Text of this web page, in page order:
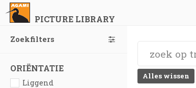
PICTURE LIBRARY
Zoekfilters
ORIËNTATIE
Liggend
Alles wissen